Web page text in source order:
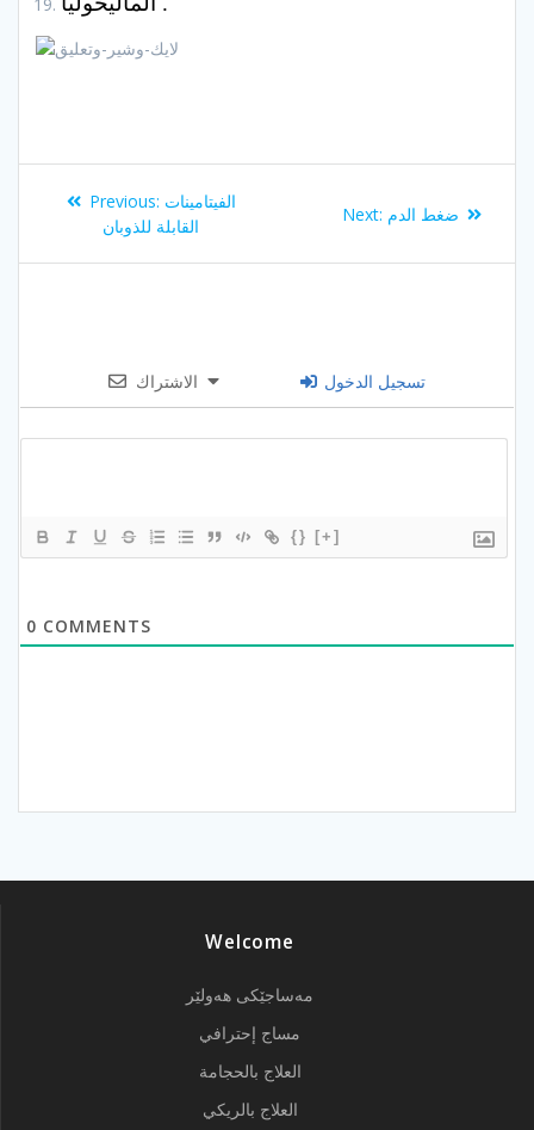
Post
navigation
Previous: Previous
post:
الفيتامينات
القابلة للذوبان
Next: Next
ضغط الدم
الاشتراك تسجيل الدخول
{} [+]
0 COMMENTS
Welcome
مەساجێکی هەولێر
مساج إحترافي
العلاج بالحجامة
العلاج بالريكي